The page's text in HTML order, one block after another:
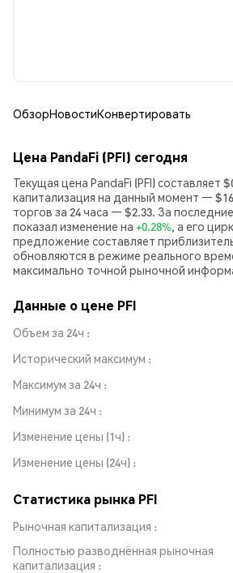
ОбзорНовостиКонвертировать
Цена PandaFi (PFI) сегодня
Текущая цена PandaFi (PFI) составляет
капитализация на данный момент —
торгов за 24 часа — $2.33. За
показал изменение на +0.28%, а его
предложение составляет
обновляются в режиме реального
максимально точной рыночной
Данные о цене PFI
Объем за 24ч
Исторический максимум
Максимум за 24ч
Минимум за 24ч
Изменение цены (1ч)
Изменение цены (24ч)
Статистика рынка PFI
Рыночная капитализация
Полностью разводнённая рыночная
капитализация